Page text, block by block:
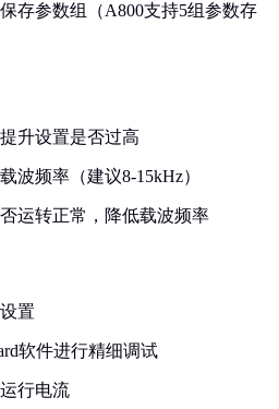
存参数组（A800支持5组参数存
升设置是否过高
波频率（建议8-15kHz）
运转正常，降低载波频率
置
软件进行精细调试
行电流